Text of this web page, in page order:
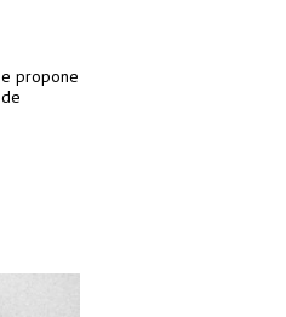
propone